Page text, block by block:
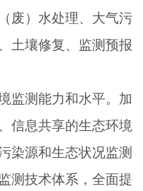
废）水处理、大气污
土壤修复、监测预报
监测能力和水平。加
信息共享的生态环境
染源和生态状况监测
测技术体系，全面提